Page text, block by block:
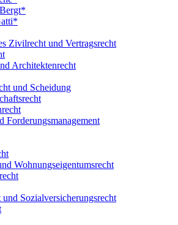
Zivilrecht und Vertragsrecht
Architektenrecht
und Scheidung
Forderungsmanagement
Wohnungseigentumsrecht
und Sozialversicherungsrecht